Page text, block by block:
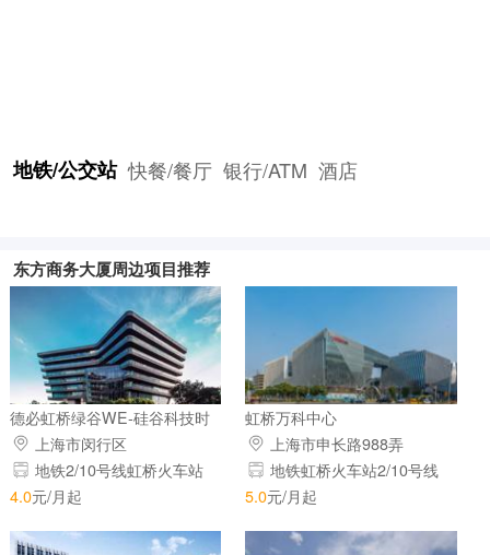
地铁/公交站 快餐/餐厅 银行/ATM 酒店
东方商务大厦周边项目推荐
德必虹桥绿谷WE-硅谷科技时
尚创新中心虹桥基地
上海市闵行区
地铁2/10号线虹桥火车站
4.0元/月起
虹桥万科中心
上海市申长路988弄
地铁虹桥火车站2/10号线
5.0元/月起